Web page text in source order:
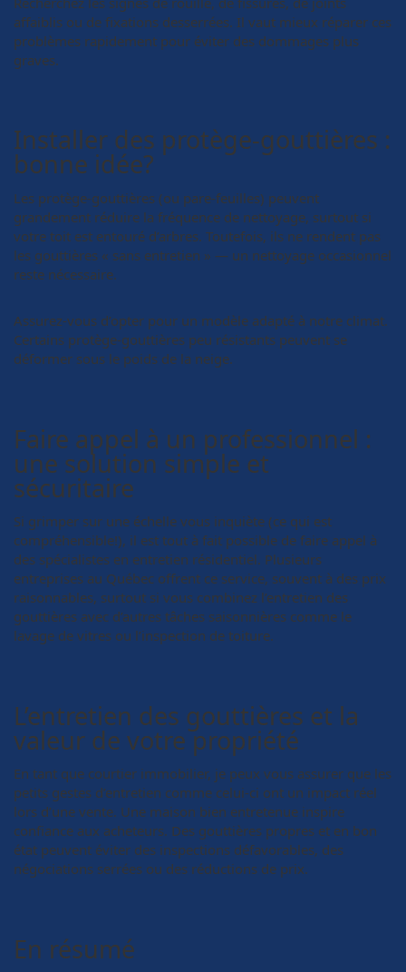
affaiblis ou de fixations desserrées. Il vaut mieux réparer ces
problèmes rapidement pour éviter des dommages plus
graves.
Installer des protège-gouttières :
bonne idée?
Les protège-gouttières (ou pare-feuilles) peuvent
grandement réduire la fréquence de nettoyage, surtout si
votre toit est entouré d’arbres. Toutefois, ils ne rendent pas
les gouttières « sans entretien » — un nettoyage occasionnel
reste nécessaire.
Assurez-vous d’opter pour un modèle adapté à notre climat.
Certains protège-gouttières peu résistants peuvent se
déformer sous le poids de la neige.
Faire appel à un professionnel :
une solution simple et
sécuritaire
Si grimper sur une échelle vous inquiète (ce qui est
compréhensible!), il est tout à fait possible de faire appel à
des spécialistes en entretien résidentiel. Plusieurs
entreprises au Québec offrent ce service, souvent à des prix
raisonnables, surtout si vous combinez l’entretien des
gouttières avec d’autres tâches saisonnières comme le
lavage de vitres ou l’inspection de toiture.
L’entretien des gouttières et la
valeur de votre propriété
En tant que courtier immobilier, je peux vous assurer que les
petits gestes d’entretien comme celui-ci ont un impact réel
lors d’une vente. Une maison bien entretenue inspire
confiance aux acheteurs. Des gouttières propres et en bon
état peuvent éviter des inspections défavorables, des
négociations serrées ou des réductions de prix.
En résumé